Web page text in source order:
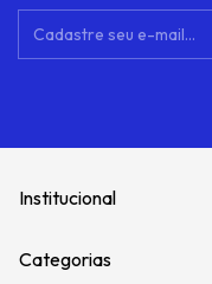
Institucional
Categorias